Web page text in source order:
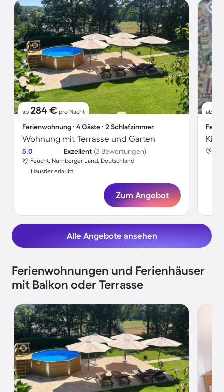
ab 284 € pro Nacht
Ferienwohnung ∙ 4 Gäste ∙ 2 Schlafzimmer
Wohnung mit Terrasse und Garten
5.0 Exzellent (3 Bewertungen)
Feucht, Nürnberger Land, Deutschland
Haustier erlaubt
Zum Angebot
ab
Alle Angebote ansehen
Ferienwohnungen und Ferienhäuser
mit Balkon oder Terrasse